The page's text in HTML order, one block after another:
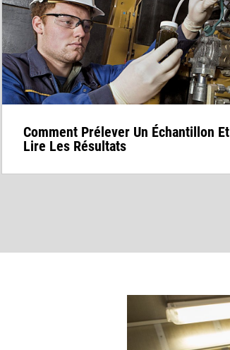
Comment Prélever Un Échantillon Et
Lire Les Résultats